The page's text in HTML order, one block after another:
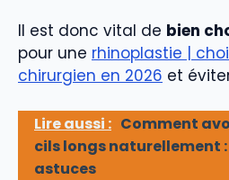
Il est donc vital de bien
pour une rhinoplastie |
chirurgien en 2026 et
Lire aussi : Comment
cils longs naturellement
astuces